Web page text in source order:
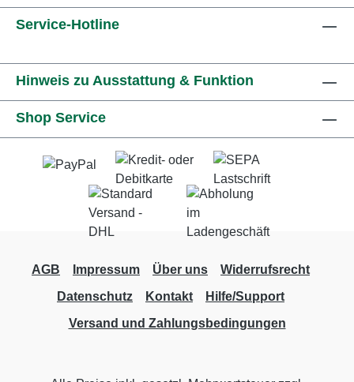
Service-Hotline
Hinweis zu Ausstattung & Funktion
Shop Service
AGB Impressum Über uns
Widerrufsrecht
Datenschutz
Kontakt
Hilfe/Support
Versand und Zahlungsbedingungen